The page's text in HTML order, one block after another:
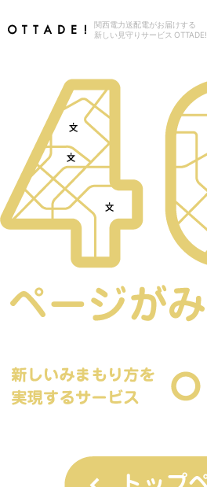
関西電力送配電がお届けする
新しい見守りサービス OTTADE!